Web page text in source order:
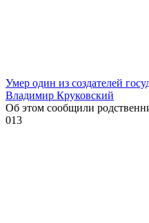
Умер один из создателей
Владимир Круковский
Об этом сообщили
013